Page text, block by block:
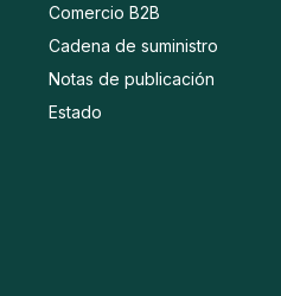
Comercio B2B
Cadena de suministro
Notas de publicación
Estado